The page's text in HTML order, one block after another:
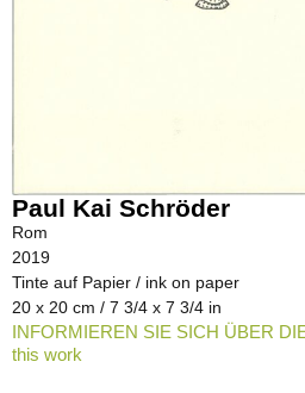
Paul Kai Schröder
Rom
2019
Tinte auf Papier / ink on paper
20 x 20 cm / 7 3/4 x 7 3/4 in
INFORMIEREN SIE SICH ÜBER
this work